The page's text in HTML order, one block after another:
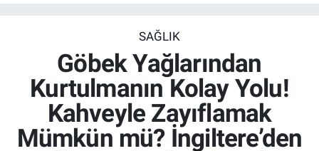
SAĞLIK
Göbek Yağlarından
Kurtulmanın Kolay Yolu!
Kahveyle Zayıflamak
Mümkün mü? İngiltere’den
Ekonomi
Güncel
İnanç
Son Dakika Haberleri
Haber Arşivi